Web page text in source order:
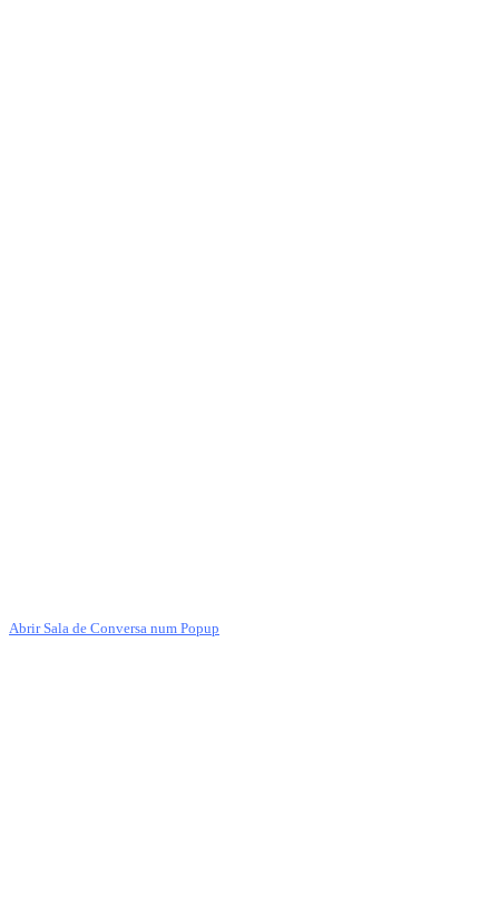
Abrir Sala de Conversa num Popup